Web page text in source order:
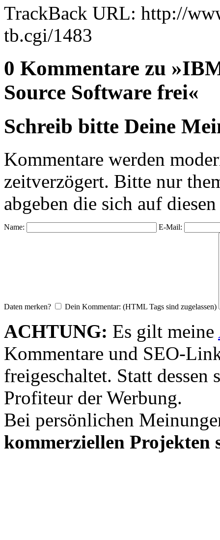
TrackBack URL: http://
tb.cgi/1483
0 Kommentare zu
Source Software frei«
Schreib bitte Deine
Kommentare werden
zeitverzögert. Bitte nur
abgeben die sich auf
Name: E-Mail:
Daten merken? Dein Kommentar: (HTML Tags sind zugelassen)
ACHTUNG: Es gilt meine
Kommentare und SEO-
freigeschaltet. Statt dessen
Profiteur der Werbung.
Bei persönlichen
kommerziellen Projekten